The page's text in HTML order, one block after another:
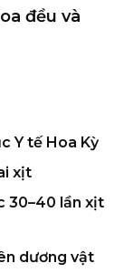
đều và
Y tế Hoa Kỳ
xịt
30–40 lần xịt
dương vật